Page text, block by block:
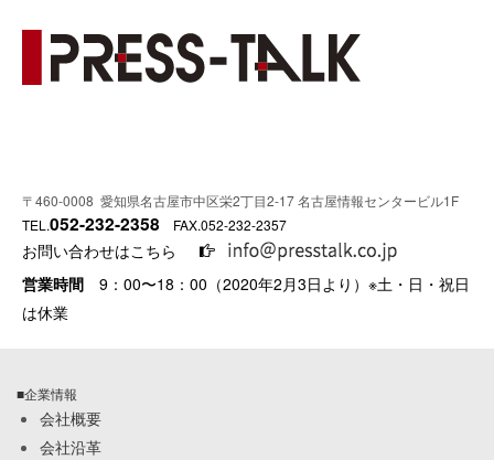
〒460-0008 愛知県名古屋市中区栄2丁目2-17 名古屋情報センタービル1F
TEL.052-232-2358 FAX.052-232-2357
お問い合わせはこちら
営業時間 9：00〜18：00（2020年2月3日より）※土・日・祝日
は休業
■企業情報
会社概要
会社沿革